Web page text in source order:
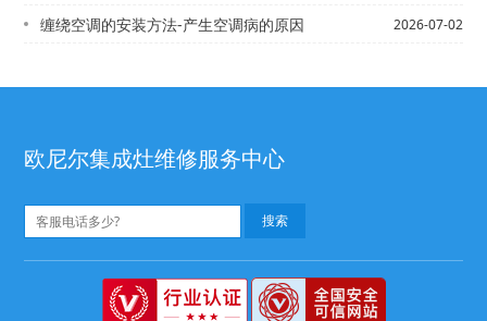
缠绕空调的安装方法-产生空调病的原因 2026-07-02
欧尼尔集成灶维修服务中心